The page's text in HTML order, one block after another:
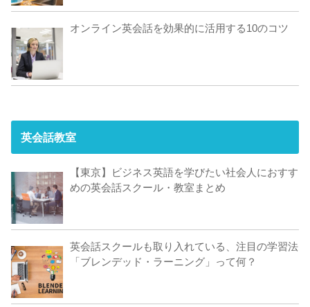
オンライン英会話を効果的に活用する10のコツ
英会話教室
【東京】ビジネス英語を学びたい社会人におすす
めの英会話スクール・教室まとめ
英会話スクールも取り入れている、注目の学習法
「ブレンデッド・ラーニング」って何？